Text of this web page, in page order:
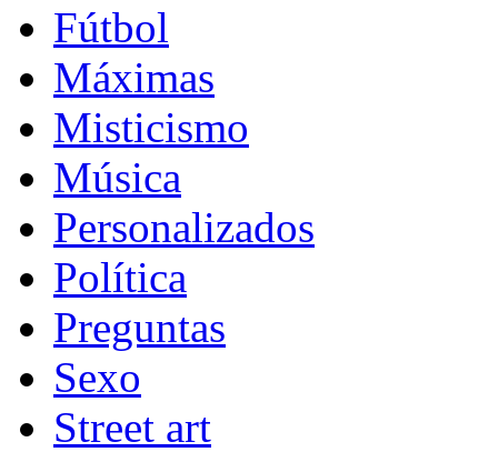
Fútbol
Máximas
Misticismo
Música
Personalizados
Política
Preguntas
Sexo
Street art